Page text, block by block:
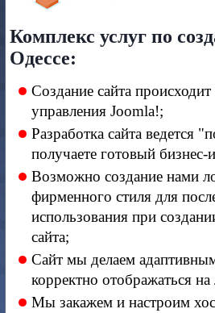
Комплекс услуг по
Одессе:
Создание сайта
управления Joomla!;
Разработка сайта ведется
получаете готовый бизнес-
Возможно создание нами
фирменного стиля для
использования при
сайта;
Сайт мы делаем
корректно отображаться
Мы закажем и настроим